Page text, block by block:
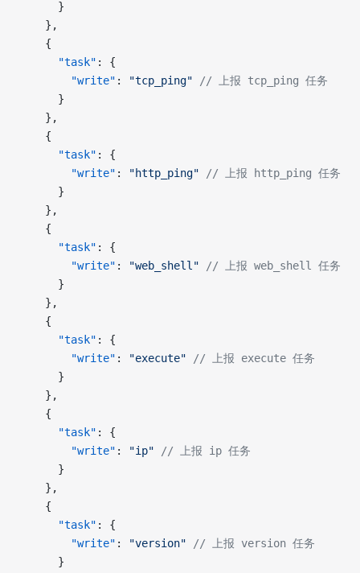
      }
    },
    {
      "task"
: {
        "write"
: "tcp_ping" // 上报 tcp_ping 任务
      }
    },
    {
      "task"
: {
        "write"
: "http_ping" // 上报 http_ping 任务
      }
    },
    {
      "task"
: {
        "write"
: "web_shell" // 上报 web_shell 任务
      }
    },
    {
      "task"
: {
        "write"
: "execute" // 上报 execute 任务
      }
    },
    {
      "task"
: {
        "write"
: "ip" // 上报 ip 任务
      }
    },
    {
      "task"
: {
        "write"
: "version" // 上报 version 任务
      }